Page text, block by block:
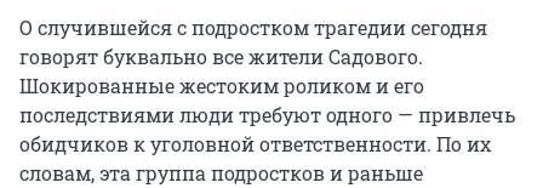
О случившейся с подростком трагедии сегодня
говорят буквально все жители Садового.
Шокированные жестоким роликом и его
последствиями люди требуют одного — привлечь
обидчиков к уголовной ответственности. По их
словам, эта группа подростков и раньше